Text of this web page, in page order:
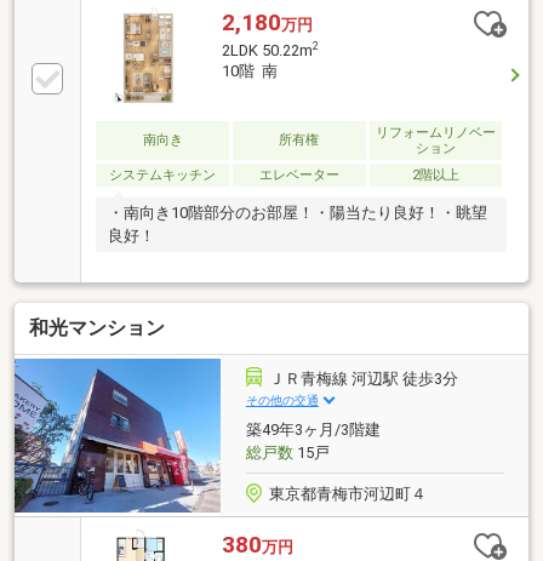
2,180万円
2LDK 50.22m2
10階 南
南向き 所有権
リフォームリノベー
ション
システムキッチン
エレベーター 2階以上
・南向き10階部分のお部屋！・陽当たり良好！・眺望
良好！
和光マンション
ＪＲ青梅線 河辺駅 徒歩3分
その他の交通
築49年3ヶ月/3階建
総戸数15戸
東京都青梅市河辺町４
380万円